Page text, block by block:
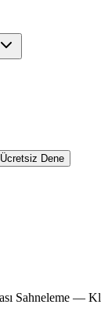
Ücretsiz Dene
Sahneleme —